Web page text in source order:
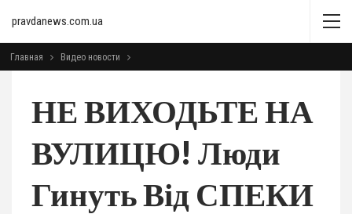
pravdanews.com.ua
Главная Видео новости
НЕ ВИХОДЬТЕ НА
ВУЛИЦЮ! Люди
Гинуть Від СПЕКИ